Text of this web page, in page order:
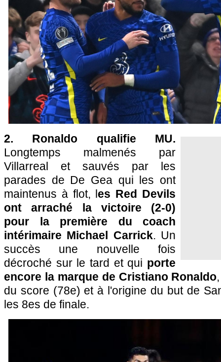
2. Ronaldo qualifie MU.
Longtemps malmenés par
Villarreal et sauvés par les
parades de De Gea qui les ont
maintenus à flot, les Red Devils
ont arraché la victoire (2-0)
pour la première du coach
intérimaire Michael Carrick. Un
succès une nouvelle fois
décroché sur le tard et qui porte
encore la marque de Cristiano Ronaldo
du score (78e) et à l'origine du but de
les 8es de finale.